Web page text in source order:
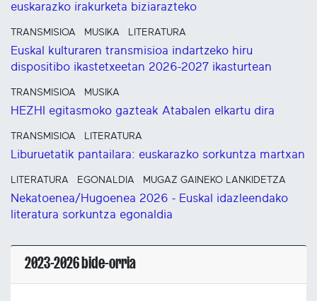
euskarazko irakurketa biziarazteko
TRANSMISIOA MUSIKA LITERATURA
Euskal kulturaren transmisioa indartzeko hiru
dispositibo ikastetxeetan 2026-2027 ikasturtean
TRANSMISIOA MUSIKA
HEZHI egitasmoko gazteak Atabalen elkartu dira
TRANSMISIOA LITERATURA
Liburuetatik pantailara: euskarazko sorkuntza martxan
LITERATURA EGONALDIA MUGAZ GAINEKO LANKIDETZA
Nekatoenea/Hugoenea 2026 - Euskal idazleendako
literatura sorkuntza egonaldia
2023-2026 bide-orria